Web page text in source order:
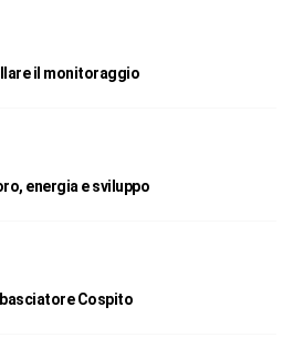
il monitoraggio
energia e sviluppo
Cospito